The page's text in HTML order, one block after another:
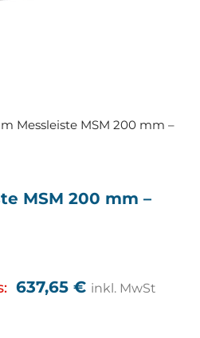
Messleiste MSM 200 mm –
MSM 200 mm –
637,65 € inkl. MwSt